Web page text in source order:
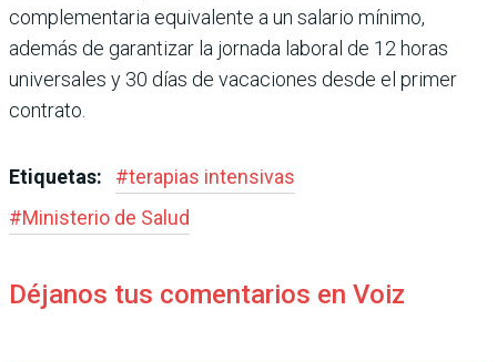
complementaria equivalente a un salario mínimo,
además de garantizar la jornada laboral de 12 horas
universales y 30 días de vacaciones desde el primer
contrato.
Etiquetas: #terapias intensivas
#Ministerio de Salud
Déjanos tus comentarios en Voiz